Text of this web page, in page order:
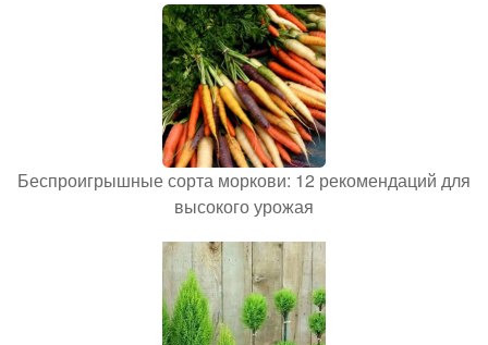
Беспроигрышные сорта моркови: 12 рекомендаций для
высокого урожая